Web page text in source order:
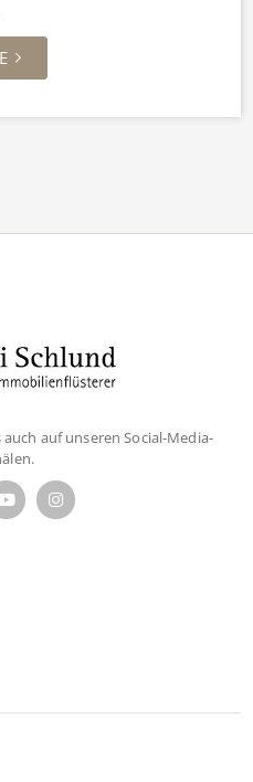
auf unseren Social-Media-